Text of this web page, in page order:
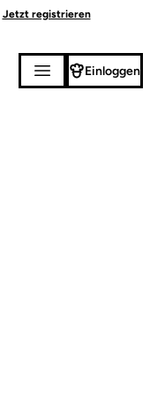
Jetzt registrieren
Einloggen